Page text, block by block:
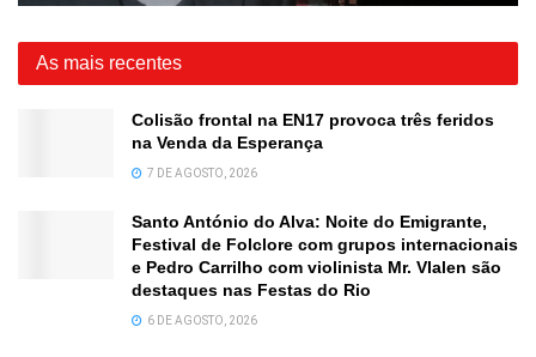
As mais recentes
Colisão frontal na EN17 provoca três feridos
na Venda da Esperança
7 DE AGOSTO, 2026
Santo António do Alva: Noite do Emigrante,
Festival de Folclore com grupos internacionais
e Pedro Carrilho com violinista Mr. Vlalen são
destaques nas Festas do Rio
6 DE AGOSTO, 2026